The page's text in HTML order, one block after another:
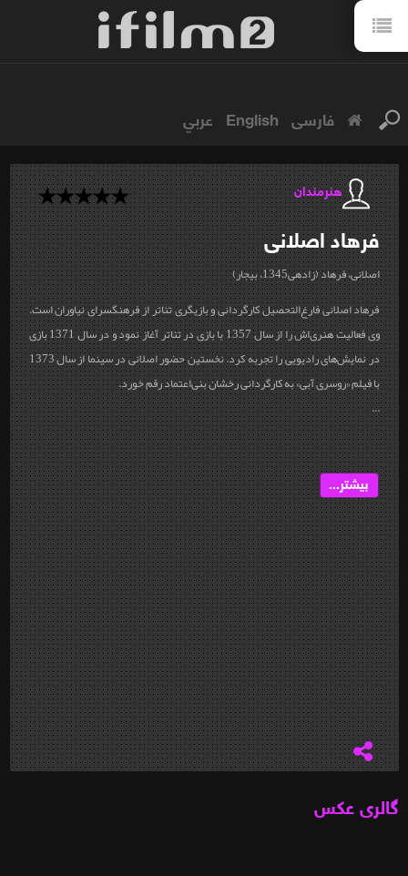
فارسی English عربي
هنرمندان
فرهاداصلانی
اصلانی، فرهاد (زاده‎ی1345، بیجار)
فرهاد اصلانی فارغ‌التحصیل کارگردانی و بازیگری تئاتر از فرهنگسرای نیاوران است.
وی فعالیت هنری‌اش را از سال 1357 با بازی در تئاتر آغاز نمود و در سال 1371 بازی
در نمایش‌های رادیویی را تجربه کرد. نخستین حضور اصلانی در سینما از سال 1373
با فیلم «روسری آبی» به کارگردانی رخشان بنی‌اعتماد رقم خورد.
...
بیشتر...
گالری عکس